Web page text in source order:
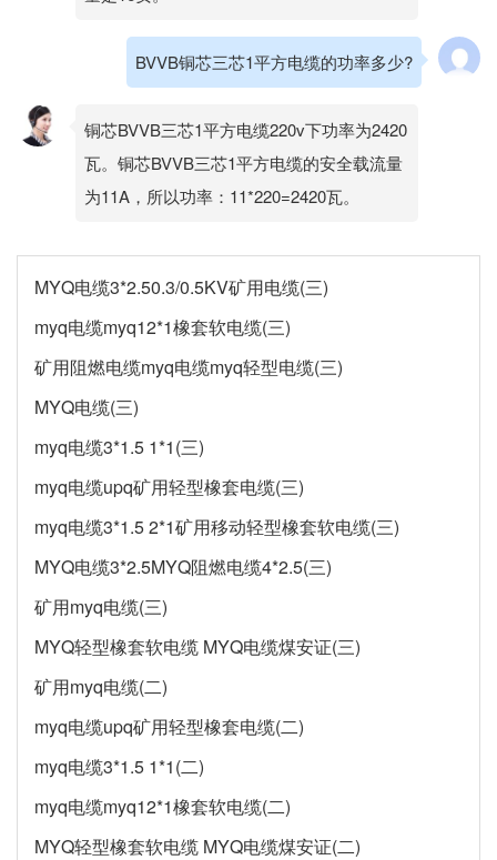
BVVB铜芯三芯1平方电缆的功率多少?
铜芯BVVB三芯1平方电缆220v下功率为2420
瓦。铜芯BVVB三芯1平方电缆的安全载流量
为11A，所以功率：11*220=2420瓦。
MYQ电缆3*2.50.3/0.5KV矿用电缆(三)
myq电缆myq12*1橡套软电缆(三)
矿用阻燃电缆myq电缆myq轻型电缆(三)
MYQ电缆(三)
myq电缆3*1.5 1*1(三)
myq电缆upq矿用轻型橡套电缆(三)
myq电缆3*1.5 2*1矿用移动轻型橡套软电缆(三)
MYQ电缆3*2.5MYQ阻燃电缆4*2.5(三)
矿用myq电缆(三)
MYQ轻型橡套软电缆 MYQ电缆煤安证(三)
矿用myq电缆(二)
myq电缆upq矿用轻型橡套电缆(二)
myq电缆3*1.5 1*1(二)
myq电缆myq12*1橡套软电缆(二)
MYQ轻型橡套软电缆 MYQ电缆煤安证(二)